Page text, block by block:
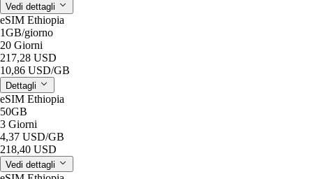
Vedi dettagli
eSIM Ethiopia
1GB/giorno
20 Giorni
217,28 USD
10,86 USD/GB
Dettagli
eSIM Ethiopia
50GB
3 Giorni
4,37 USD/GB
218,40 USD
Vedi dettagli